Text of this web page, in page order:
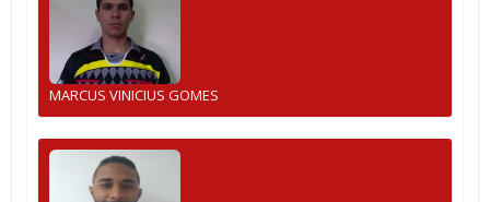
MARCUS VINICIUS GOMES